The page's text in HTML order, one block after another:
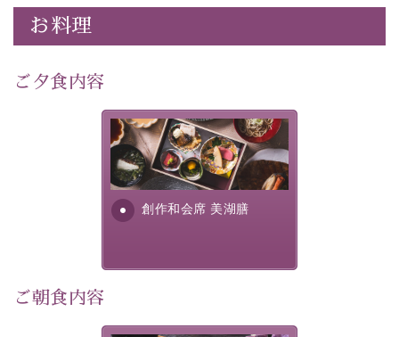
引でお泊まりいただける「早割プラン」をご用意してお
ります。
温かいおもてなし。
ご滞在を楽しみに待つ日々が旅をより特別なものにして
早めのご予約で、お得に癒しのひとときをお過ごしくだ
-----------【安心への取り組み】----------
徹底した衛生管理を行っております。
----------------------------------------------
お料理
ご夕食内容
創作和会席 美湖膳
美湖膳とは諏訪の地で特別を
提供する為に料理長・神原 裕
明が考え出した創作和会席で
す。美しい諏訪湖の幸...
ご朝食内容